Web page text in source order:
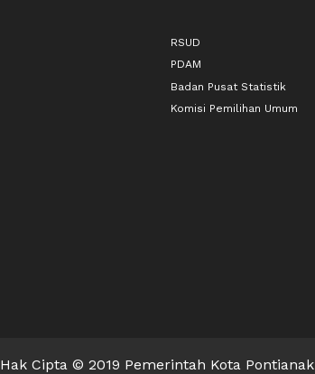
RSUD
PDAM
Badan Pusat Statistik
Komisi Pemilihan Umum
Hak Cipta © 2019 Pemerintah Kota Pontianak